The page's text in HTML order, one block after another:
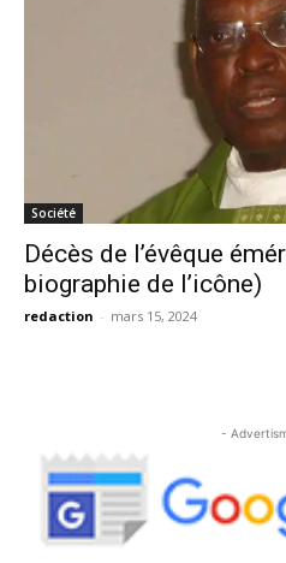
Société
Décès de l’évêque
biographie de l’icône)
redaction - mars 15, 2024
-